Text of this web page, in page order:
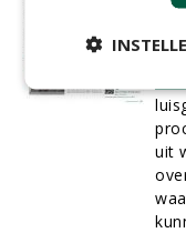
u:
uit